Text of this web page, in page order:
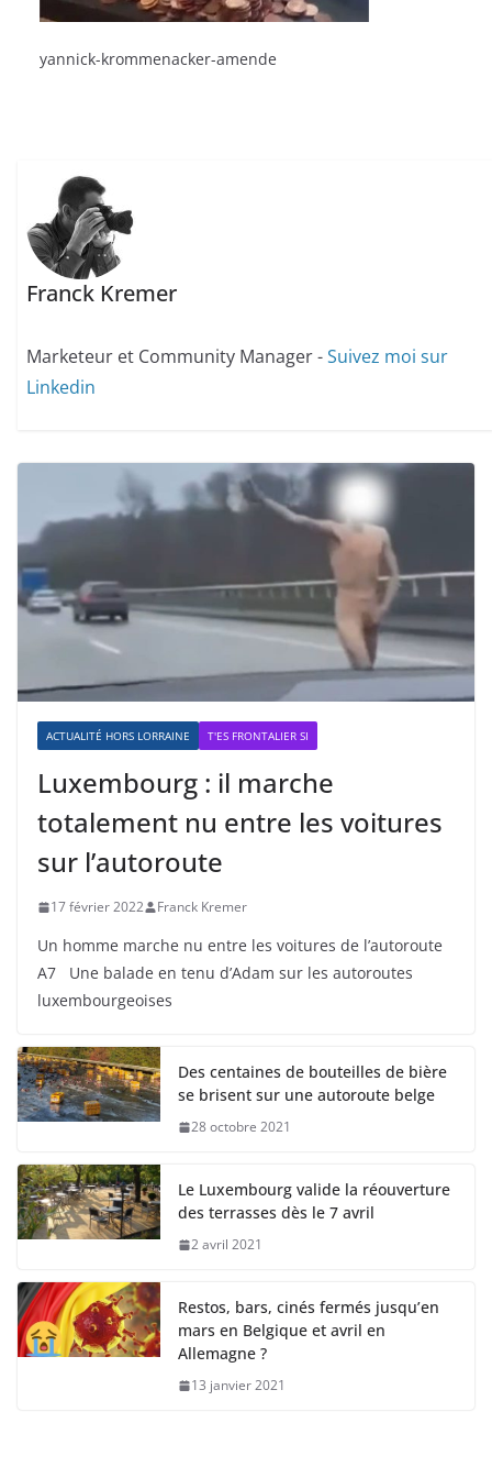
yannick-krommenacker-amende
Franck Kremer
Marketeur et Community Manager -Suivez moi sur
Linkedin
ACTUALITÉ HORS LORRAINE T'ES FRONTALIER SI
Luxembourg : il marche
totalement nu entre les voitures
sur l’autoroute
17 février 2022 Franck Kremer
Un homme marche nu entre les voitures de l’autoroute
A7 Une balade en tenu d’Adam sur les autoroutes
luxembourgeoises
Des centaines de bouteilles de bière
se brisent sur une autoroute belge
28 octobre 2021
Le Luxembourg valide la réouverture
des terrasses dès le 7 avril
2 avril 2021
Restos, bars, cinés fermés jusqu’en
mars en Belgique et avril en
Allemagne ?
13 janvier 2021